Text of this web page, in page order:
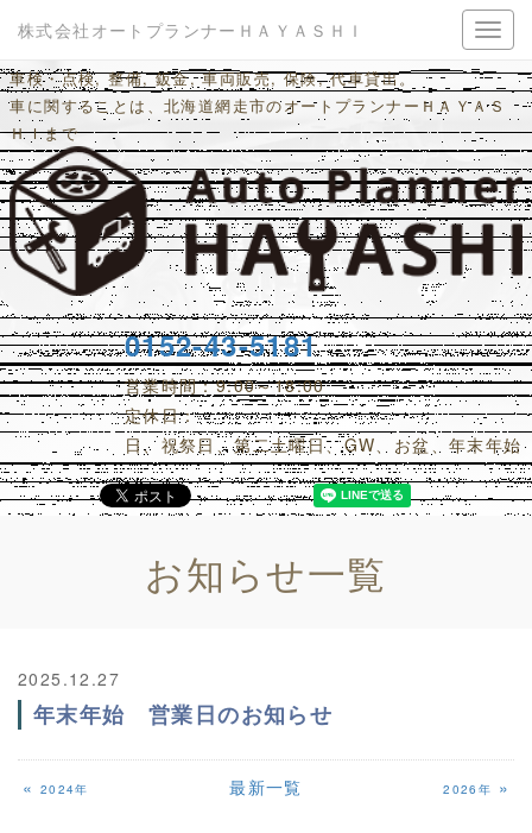
株式会社オートプランナーＨＡＹＡＳＨＩ
車検・点検, 整備, 鈑金, 車両販売, 保険, 代車貸出。
車に関することは、北海道網走市のオートプランナーＨＡＹＡＳ
ＨＩまで
0152-43-5181
営業時間：9:00～18:00
定休日：
日、祝祭日、第二土曜日、GW、お盆、年末年始
お知らせ一覧
2025.12.27
年末年始 営業日のお知らせ
« 2024年 最新一覧 2026年 »